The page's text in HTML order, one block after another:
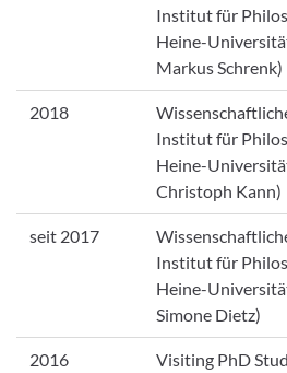
Institut für
Heine-
Markus Schrenk)
2018
Institut für
Heine-
Christoph Kann)
seit 2017
Institut für
Heine-
Simone Dietz)
2016
Visiting PhD